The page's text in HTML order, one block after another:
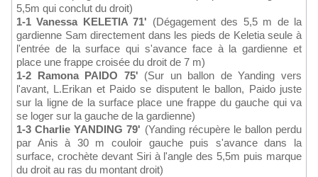
5,5m qui conclut du droit)
1-1 Vanessa KELETIA 71' (Dégagement des 5,5 m de la
gardienne Sam directement dans les pieds de Keletia seule à
l'entrée de la surface qui s'avance face à la gardienne et
place une frappe croisée du droit de 7 m)
1-2 Ramona PAIDO 75' (Sur un ballon de Yanding vers
l'avant, L.Erikan et Paido se disputent le ballon, Paido juste
sur la ligne de la surface place une frappe du gauche qui va
se loger sur la gauche de la gardienne)
1-3 Charlie YANDING 79' (Yanding récupère le ballon perdu
par Anis à 30 m couloir gauche puis s'avance dans la
surface, crochète devant Siri à l'angle des 5,5m puis marque
du droit au ras du montant droit)